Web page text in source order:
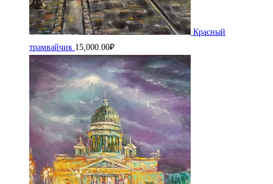
Красный
трамвайчик 15,000.00₽